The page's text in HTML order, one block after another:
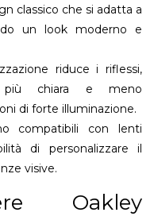
classico che si adatta a
un look moderno e
riduce i riflessi,
più chiara e meno
di forte illuminazione.
compatibili con lenti
di personalizzare il
visive.
Oakley